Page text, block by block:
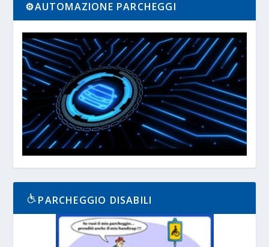
⚙️AUTOMAZIONE PARCHEGGI
PARCHEGGIO DISABILI